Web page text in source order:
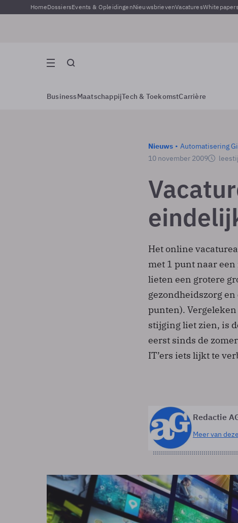
HomeDossiersEvents & OpleidingenNieuwsbrievenVacaturesWhitepapers
BusinessMaatschappijTech & ToekomstCarrière
Nieuws
Automatisering
10 november 2009
Het online
met 1 punt naar
lieten een grotere
gezondheidszorg
punten).
stijging liet zien, is
eerst sinds de
IT’ers iets lijkt te
Redactie
Meer van